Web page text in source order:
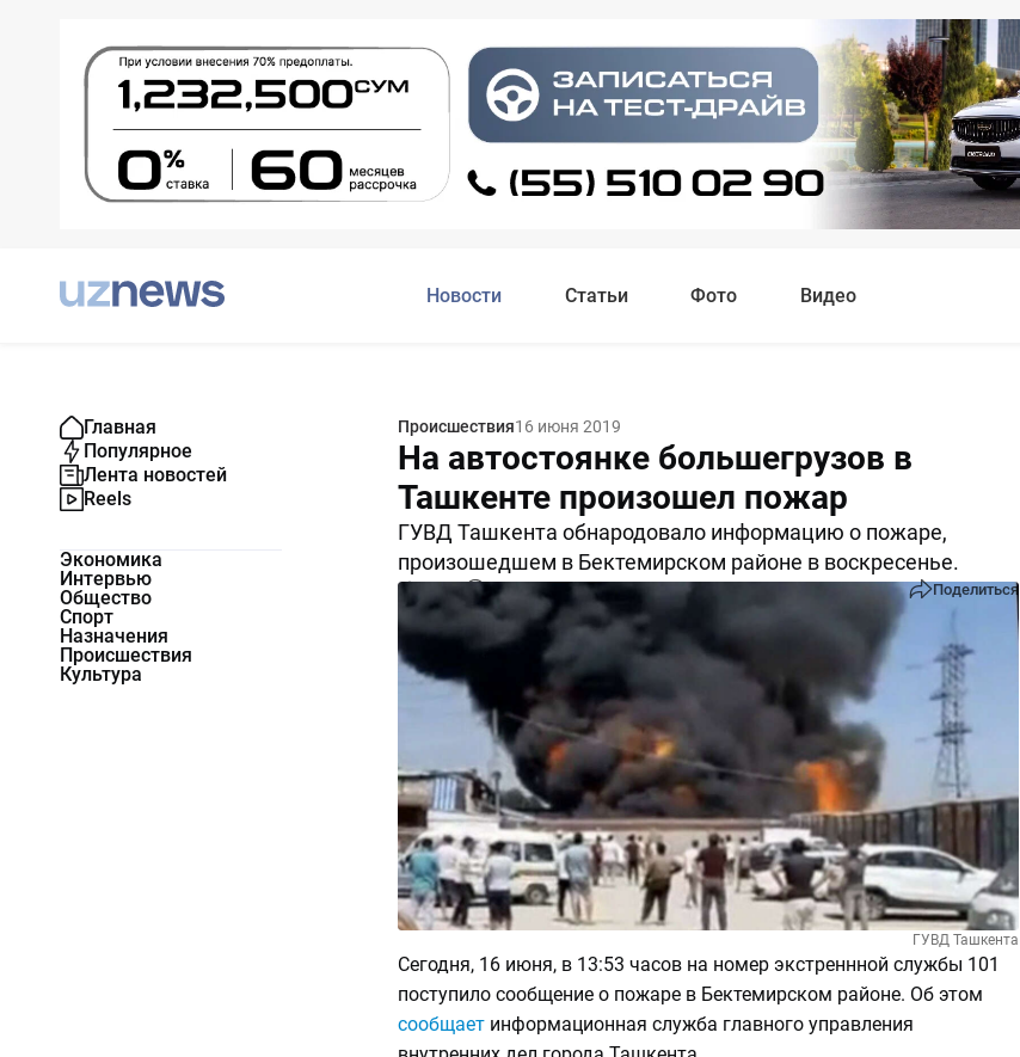
Новости Статьи Фото Видео
Главная
Популярное
Лента новостей
Reels
Экономика
Интервью
Общество
Спорт
Назначения
Происшествия
Культура
Происшествия16 июня 2019
На автостоянке большегрузов в
Ташкенте произошел пожар
ГУВД Ташкента обнародовало информацию о пожаре,
произошедшем в Бектемирском районе в воскресенье.
11345 0 Поделиться
ГУВД Ташкента
Сегодня, 16 июня, в 13:53 часов на номер экстреннной службы 101
поступило сообщение о пожаре в Бектемирском районе. Об этом
сообщаетинформационная служба главного управления